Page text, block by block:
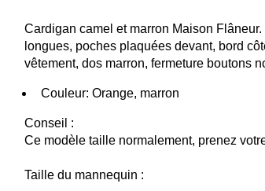
Cardigan camel et marron Maison
longues, poches plaquées devant, bord
vêtement, dos marron, fermeture boutons
Couleur: Orange, marron
Conseil :
Ce modèle taille normalement, prenez
Taille du mannequin :